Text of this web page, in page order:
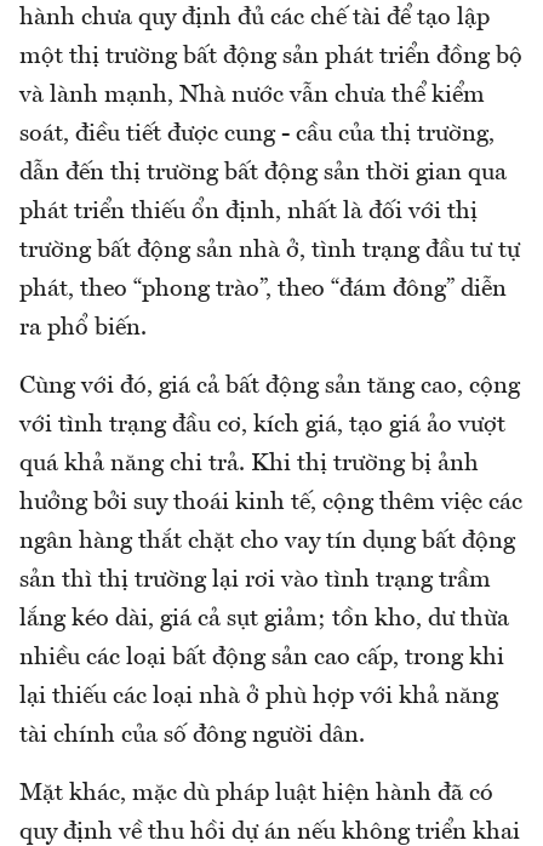
hành chưa quy định đủ các chế tài để tạo lập
một thị trường bất động sản phát triển đồng bộ
và lành mạnh, Nhà nước vẫn chưa thể kiểm
soát, điều tiết được cung - cầu của thị trường,
dẫn đến thị trường bất động sản thời gian qua
phát triển thiếu ổn định, nhất là đối với thị
trường bất động sản nhà ở, tình trạng đầu tư tự
phát, theo “phong trào”, theo “đám đông” diễn
ra phổ biến.
Cùng với đó, giá cả bất động sản tăng cao, cộng
với tình trạng đầu cơ, kích giá, tạo giá ảo vượt
quá khả năng chi trả. Khi thị trường bị ảnh
hưởng bởi suy thoái kinh tế, cộng thêm việc các
ngân hàng thắt chặt cho vay tín dụng bất động
sản thì thị trường lại rơi vào tình trạng trầm
lắng kéo dài, giá cả sụt giảm; tồn kho, dư thừa
nhiều các loại bất động sản cao cấp, trong khi
lại thiếu các loại nhà ở phù hợp với khả năng
tài chính của số đông người dân.
Mặt khác, mặc dù pháp luật hiện hành đã có
quy định về thu hồi dự án nếu không triển khai